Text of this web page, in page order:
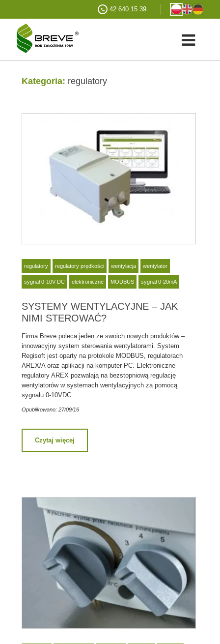
42 640 15 39
Kategoria: regulatory
regulatory regulatory prędkości wentylacja wentylator
sygnał 0-10V DC elektroniczne MODBUS sygnał 0-20mA
SYSTEMY WENTYLACYJNE – JAK
NIMI STEROWAĆ?
Firma Breve poleca jeden ze swoich nowych produktów –
innowacyjny system sterowania wentylatorami. System
Regisoft jest oparty na protokole MODBUS, regulatorach
AREX/A oraz aplikacji na komputer PC. Elektroniczne
regulatory AREX pozwalają na bezstopniową regulację
wentylatorów w systemach wentylacyjnych za pomocą
sygnału 0-10VDC...
Opublikowano: 27/09/16
Czytaj więcej